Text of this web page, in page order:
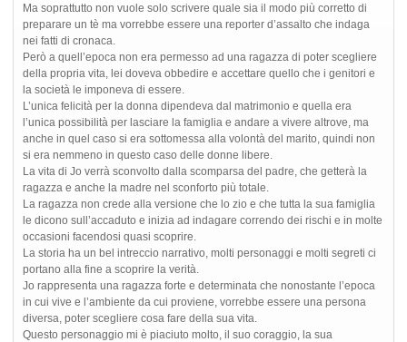
Ma soprattutto non vuole solo scrivere quale sia il modo più corretto di
preparare un tè ma vorrebbe essere una reporter d’assalto che indaga
nei fatti di cronaca.
Però a quell’epoca non era permesso ad una ragazza di poter scegliere
della propria vita, lei doveva obbedire e accettare quello che i genitori e
la società le imponeva di essere.
L’unica felicità per la donna dipendeva dal matrimonio e quella era
l’unica possibilità per lasciare la famiglia e andare a vivere altrove, ma
anche in quel caso si era sottomessa alla volontà del marito, quindi non
si era nemmeno in questo caso delle donne libere.
La vita di Jo verrà sconvolto dalla scomparsa del padre, che getterà la
ragazza e anche la madre nel sconforto più totale.
La ragazza non crede alla versione che lo zio e che tutta la sua famiglia
le dicono sull’accaduto e inizia ad indagare correndo dei rischi e in molte
occasioni facendosi quasi scoprire.
La storia ha un bel intreccio narrativo, molti personaggi e molti segreti ci
portano alla fine a scoprire la verità.
Jo rappresenta una ragazza forte e determinata che nonostante l’epoca
in cui vive e l’ambiente da cui proviene, vorrebbe essere una persona
diversa, poter scegliere cosa fare della sua vita.
Questo personaggio mi è piaciuto molto, il suo coraggio, la sua